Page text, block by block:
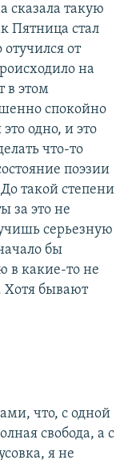
сказала такую
Пятница стал
от
на
в этом
спокойно
одно, и это
что-то
поэзии
такой степени
за это не
серьезную
бы
в какие-то не
Хотя бывают
что, с одной
свобода, а с
я не